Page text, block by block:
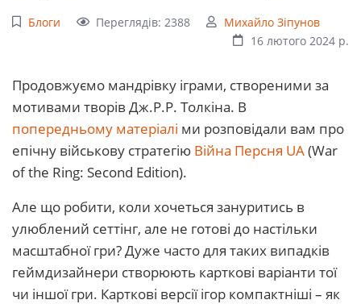
Блоги Переглядів: 2388
Михайло Зіпунов
16 лютого 2024 р.
Продовжуємо мандрівку іграми, створеними за
мотивами творів Дж.Р.Р. Толкіна. В
попередньому матеріалі ми розповідали вам про
епічну військову стратегію Війна Персня UA(War
of the Ring: Second Edition).
Але що робити, коли хочеться зануритись в
улюблений сеттінг, але не готові до настільки
масштабної гри? Дуже часто для таких випадків
геймдизайнери створюють карткові варіанти тої
чи іншої гри. Карткові версії ігор компактніші – як